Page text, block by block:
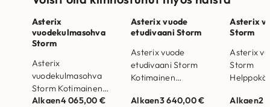
Asterix
vuodekulmasohva
Storm
Asterix
vuodekulmasohva
Storm Kotimainen
Asterix
Alkaen4 065,00€
Asterix vuode
etudivaani Storm
Asterix vuode
etudivaani Storm
Kotimainen
etudivaanilla,
Alkaen3 640,00€
Asterix
Storm
Asterix
Storm
Alkaen2